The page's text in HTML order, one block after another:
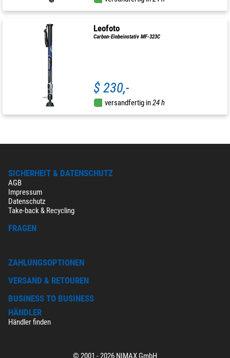
Leofoto
Carbon-Einbeinstativ MF-323C
$ 230,-
versandfertig in24 h
SICHERHEIT & DATENSCHUTZ
AGB
Impressum
Datenschutz
Take-back & Recycling
FRAGEN
ZAHLUNGSOPTIONEN
VERSAND & RETOUREN
BUSINESS TO BUSINESS
HÄNDLER
Händler finden